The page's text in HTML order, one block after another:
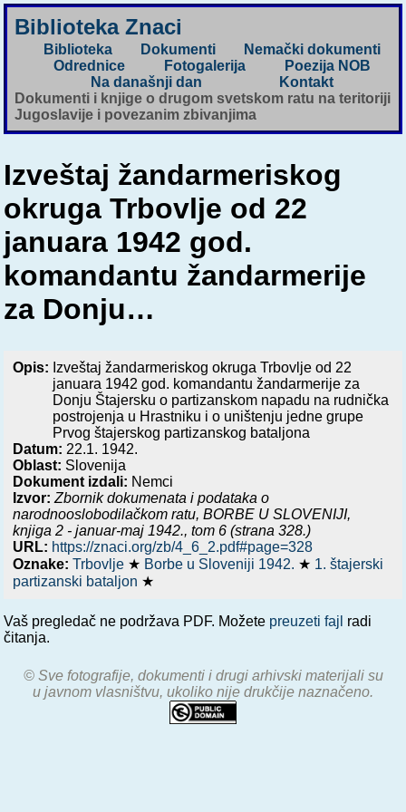
Biblioteka Znaci
Biblioteka Dokumenti
Nemački dokumenti
Odrednice
Fotogalerija
Poezija NOB
Na današnji dan
Kontakt
Dokumenti i knjige o drugom svetskom ratu na teritoriji
Jugoslavije i povezanim zbivanjima
Izveštaj žandarmeriskog
okruga Trbovlje od 22
januara 1942 god.
komandantu žandarmerije
za Donju…
Opis: Izveštaj žandarmeriskog okruga Trbovlje od 22
januara 1942 god. komandantu žandarmerije za
Donju Štajersku o partizanskom napadu na rudnička
postrojenja u Hrastniku i o uništenju jedne grupe
Prvog štajerskog partizanskog bataljona
Datum: 22.1. 1942.
Oblast: Slovenija
Dokument izdali: Nemci
Izvor: Zbornik dokumenata i podataka o
narodnooslobodilačkom ratu,BORBE U SLOVENIJI,
knjiga 2 - januar-maj 1942., tom 6 (strana 328.)
URL: https://znaci.org/zb/4_6_2.pdf#page=328
Oznake:Trbovlje ★ Borbe u Sloveniji 1942. ★ 1. štajerski
partizanski bataljon ★
Vaš pregledač ne podržava PDF. Možete preuzeti fajl radi
čitanja.
© Sve fotografije, dokumenti i drugi arhivski materijali su
u javnom vlasništvu, ukoliko nije drukčije naznačeno.